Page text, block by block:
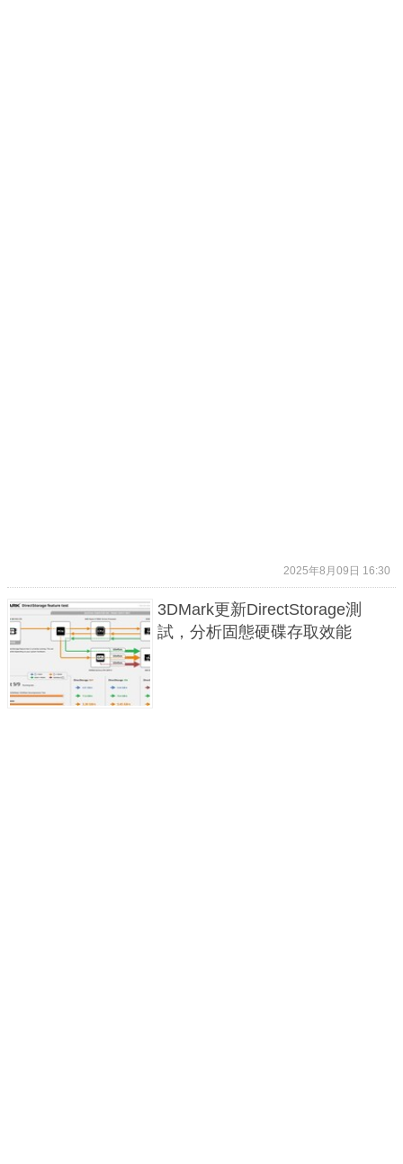
2025年8月09日 16:30
3DMark更新DirectStorage測
試，分析固態硬碟存取效能